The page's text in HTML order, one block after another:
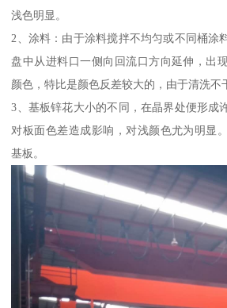
浅色明显。
2、涂料：由于涂料搅拌不均匀或不同桶涂
盘中从进料口一侧向回流口方向延伸，出
颜色，特比是颜色反差较大的，由于清洗不
3、基板锌花大小的不同，在晶界处便形成
对板面色差造成影响，对浅颜色尤为明显
基板。